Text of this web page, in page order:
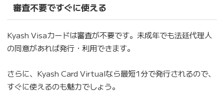
審査不要ですぐに使える
Kyash Visaカードは審査が不要です。未成年でも法廷代理人
の同意があれば発行・利用できます。
さらに、Kyash Card Virtualなら最短1分で発行されるので、
すぐに使えるのも魅力でしょう。